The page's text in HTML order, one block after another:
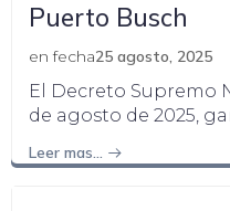
Puerto Busch
en fecha25 agosto, 2025
El Decreto Supremo
de agosto de 2025,
Leer mas…